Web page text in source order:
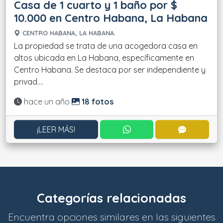
Casa de 1 cuarto y 1 baño por $
10.000 en Centro Habana, La Habana
CENTRO HABANA, LA HABANA.
La propiedad se trata de una acogedora casa en
altos ubicada en La Habana, específicamente en
Centro Habana. Se destaca por ser independiente y
privad....
Actualizado:
hace un año 18 fotos
¡LEER MÁS! CONTACTAR POR
Categorías relacionadas
Encuentra opciones similares en las siguientes